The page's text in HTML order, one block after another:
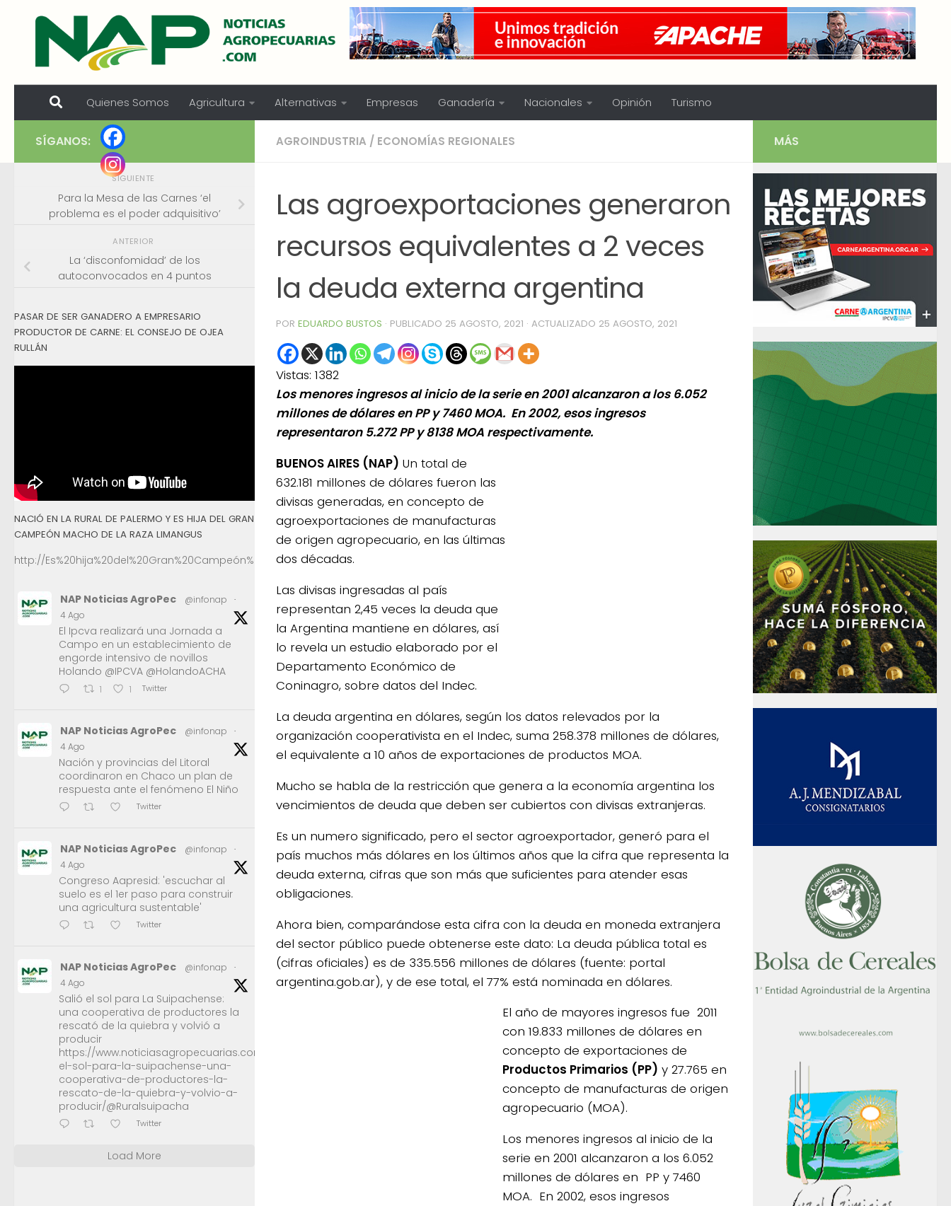
Skip to content
Quienes Somos Agricultura Alternativas Empresas Ganadería Nacionales Opinión Turismo
AGROINDUSTRIA / ECONOMÍAS REGIONALES
Las agroexportaciones generaron
recursos equivalentes a 2 veces
la deuda externa argentina
POR EDUARDO BUSTOS · PUBLICADO 25 AGOSTO, 2021 · ACTUALIZADO 25 AGOSTO, 2021
Vistas: 1382
Los menores ingresos al inicio de la serie en 2001 alcanzaron a los 6.052
millones de dólares en PP y 7460 MOA. En 2002, esos ingresos
representaron 5.272 PP y 8138 MOA respectivamente.
BUENOS AIRES (NAP) Un total de
632.181 millones de dólares fueron las
divisas generadas, en concepto de
agroexportaciones de manufacturas
de origen agropecuario, en las últimas
dos décadas.
Las divisas ingresadas al país
representan 2,45 veces la deuda que
la Argentina mantiene en dólares, así
lo revela un estudio elaborado por el
Departamento Económico de
Coninagro, sobre datos del Indec.
La deuda argentina en dólares, según los datos relevados por la
organización cooperativista en el Indec, suma 258.378 millones de dólares,
el equivalente a 10 años de exportaciones de productos MOA.
Mucho se habla de la restricción que genera a la economía argentina los
vencimientos de deuda que deben ser cubiertos con divisas extranjeras.
Es un numero significado, pero el sector agroexportador, generó para el
país muchos más dólares en los últimos años que la cifra que representa la
deuda externa, cifras que son más que suficientes para atender esas
obligaciones.
Ahora bien, comparándose esta cifra con la deuda en moneda extranjera
del sector público puede obtenerse este dato: La deuda pública total es
(cifras oficiales) es de 335.556 millones de dólares (fuente: portal
argentina.gob.ar), y de ese total, el 77% está nominada en dólares.
El año de mayores ingresos fue 2011
con 19.833 millones de dólares en
concepto de exportaciones de
Productos Primarios (PP) y 27.765 en
concepto de manufacturas de origen
agropecuario (MOA).
Los menores ingresos al inicio de la
serie en 2001 alcanzaron a los 6.052
millones de dólares en PP y 7460
MOA. En 2002, esos ingresos
SÍGANOS:
SIGUIENTE
Para la Mesa de las Carnes ‘el
problema es el poder adquisitivo’
ANTERIOR
La ‘disconfomidad’ de los
autoconvocados en 4 puntos
PASAR DE SER GANADERO A EMPRESARIO
PRODUCTOR DE CARNE: EL CONSEJO DE OJEA
RULLÁN
NACIÓ EN LA RURAL DE PALERMO Y ES HIJA DEL GRAN
CAMPEÓN MACHO DE LA RAZA LIMANGUS
http://Es%20hija%20del%20Gran%20Campeón%20Macho%20de%20la%20Raza%20Limangus,
NAP Noticias AgroPec @infonap
·
4 Ago
El Ipcva realizará una Jornada a
Campo en un establecimiento de
engorde intensivo de novillos
Holando @IPCVA @HolandoACHA
1 1 Twitter
NAP Noticias AgroPec @infonap
·
4 Ago
Nación y provincias del Litoral
coordinaron en Chaco un plan de
respuesta ante el fenómeno El Niño
Twitter
NAP Noticias AgroPec @infonap
·
4 Ago
Congreso Aapresid: 'escuchar al
suelo es el 1er paso para construir
una agricultura sustentable'
Twitter
NAP Noticias AgroPec @infonap
·
4 Ago
Salió el sol para La Suipachense:
una cooperativa de productores la
rescató de la quiebra y volvió a
producir
https://www.noticiasagropecuarias.com/2026/08/04/salio-
el-sol-para-la-suipachense-una-
cooperativa-de-productores-la-
rescato-de-la-quiebra-y-volvio-a-
producir/@Ruralsuipacha
Twitter
Load More
MÁS